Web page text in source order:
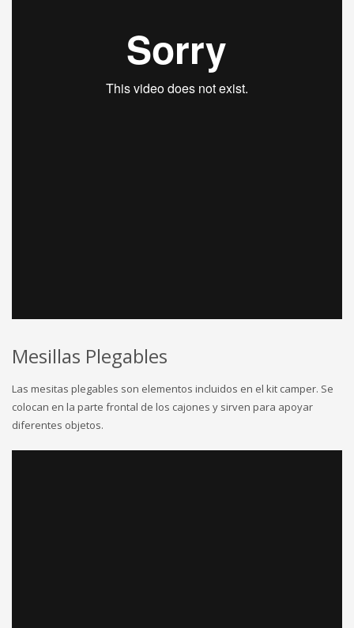
Mesillas Plegables
Las mesitas plegables son elementos incluidos en el kit camper. Se
colocan en la parte frontal de los cajones y sirven para apoyar
diferentes objetos.